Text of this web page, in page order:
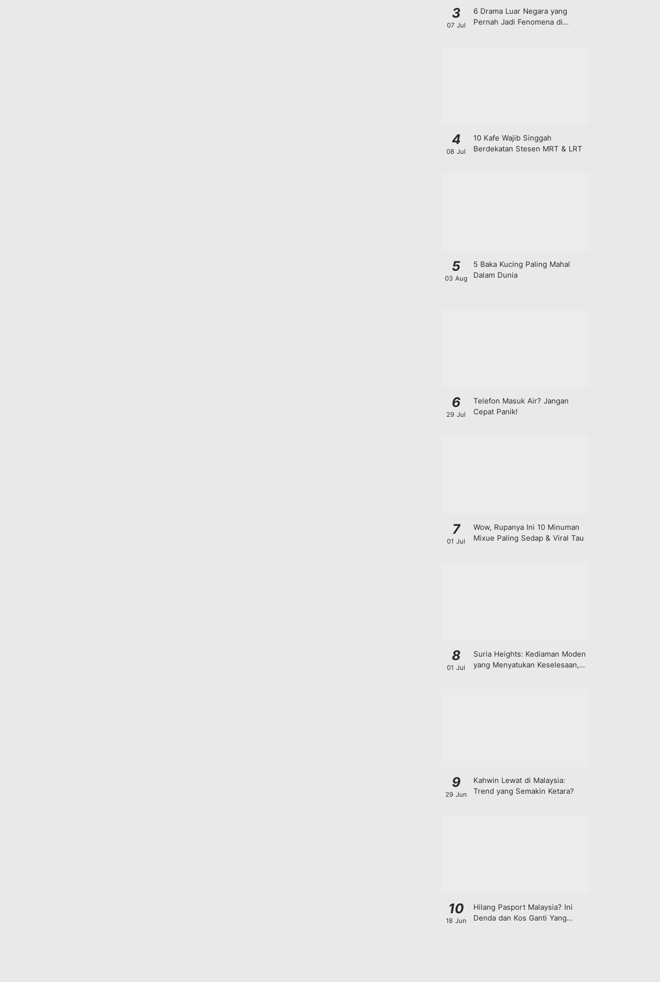
3
07 Jul
6 Drama Luar Negara yang
Pernah Jadi Fenomena di
4
08 Jul
10 Kafe Wajib Singgah
Berdekatan Stesen MRT & LRT
5
03 Aug
5 Baka Kucing Paling Mahal
Dalam Dunia
6
29 Jul
Telefon Masuk Air? Jangan
Cepat Panik!
7
01 Jul
Wow, Rupanya Ini 10 Minuman
Mixue Paling Sedap & Viral Tau
8
01 Jul
Suria Heights: Kediaman Moden
yang Menyatukan Keselesaan,
9
29 Jun
Kahwin Lewat di Malaysia:
Trend yang Semakin Ketara?
10
18 Jun
Hilang Pasport Malaysia? Ini
Denda dan Kos Ganti Yang